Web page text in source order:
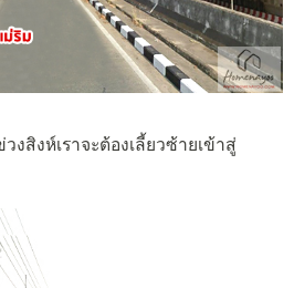
สิงห์เราจะต้องเลี้ยวซ้ายเข้าสู่